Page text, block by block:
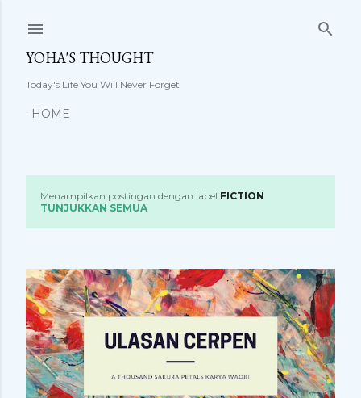
YOHA'S THOUGHT
Today's Life You Will Never Forget
HOME
s
t
i
n
Menampilkan postingan dengan label FICTION
TUNJUKKAN SEMUA